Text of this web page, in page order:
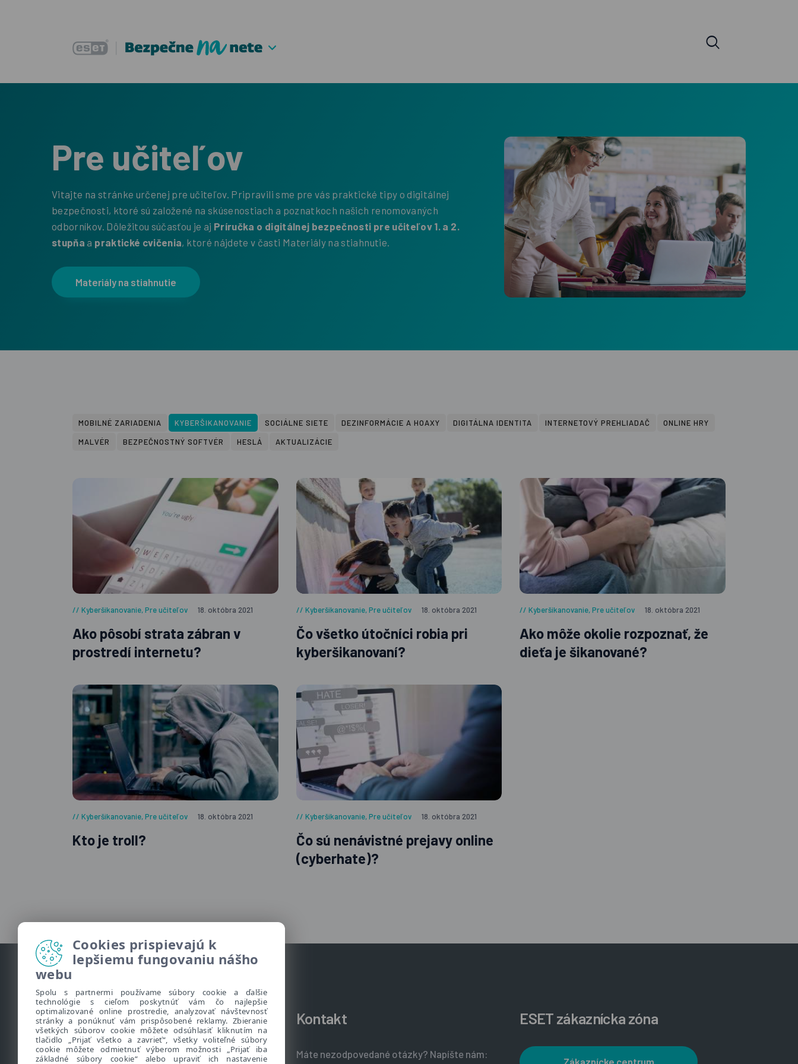
newslettra a získajte najnovšie
informácie, praktické rady a tipy.
Túto stránku chráni reCAPTCHA, platia Pravidlá ochrany súkromia
Zmluvné
podmienkyspoločnosti Google.
Súhlasím s prihlásením na odber newslettera a
ďalších marketingových materiálov
prostredníctvom emailu. Viac informácií o
spracúvaní osobných údajov je k dispozícii na
stránke venovanej
Ochrane súkromia .
Pre učiteľov
Vitajte na stránke určenej pre učiteľov. Pripravili sme pre vás praktické tipy o digitálnej
bezpečnosti, ktoré sú založené na skúsenostiach a poznatkoch našich renomovaných
odborníkov. Dôležitou súčasťou je aj Príručka o digitálnej bezpečnosti pre učiteľov 1. a 2.
stupňa a praktické cvičenia, ktoré nájdete v časti Materiály na stiahnutie.
Materiály na stiahnutie
MOBILNÉ ZARIADENIA KYBERŠIKANOVANIE SOCIÁLNE SIETE DEZINFORMÁCIE A HOAXY DIGITÁLNA IDENTITA INTERNETOVÝ PREHLIADAČ
ONLINE HRY
MALVÉR
BEZPEČNOSTNÝ SOFTVÉR HESLÁ AKTUALIZÁCIE
Kyberšikanovanie,Pre učiteľov 18. októbra 2021
Ako pôsobí strata zábran v
prostredí internetu?
Kyberšikanovanie,Pre učiteľov 18. októbra 2021
Čo všetko útočníci robia pri
kyberšikanovaní?
Kyberšikanovanie,Pre učiteľov 18. októbra 2021
Ako môže okolie rozpoznať, že
dieťa je šikanované?
Kyberšikanovanie,Pre učiteľov 18. októbra 2021
Kto je troll?
Kyberšikanovanie,Pre učiteľov 18. októbra 2021
Čo sú nenávistné prejavy online
(cyberhate)?
Užitočné informácie
•O Bezpečne na nete
Kontakt
Máte nezodpovedané otázky? Napíšte nám:
ESET zákaznícka zóna
Zákaznícke centrum
Cookies prispievajú k
lepšiemu fungovaniu nášho
webu
Spolu s partnermi používame súbory cookie a ďalšie
technológie s cieľom poskytnúť vám čo najlepšie
optimalizované online prostredie, analyzovať návštevnosť
stránky a ponúknuť vám prispôsobené reklamy. Zbieranie
všetkých súborov cookie môžete odsúhlasiť kliknutím na
tlačidlo „Prijať všetko a zavrieť“, všetky voliteľné súbory
cookie môžete odmietnuť výberom možnosti „Prijať iba
základné súbory cookie“ alebo upraviť ich nastavenie